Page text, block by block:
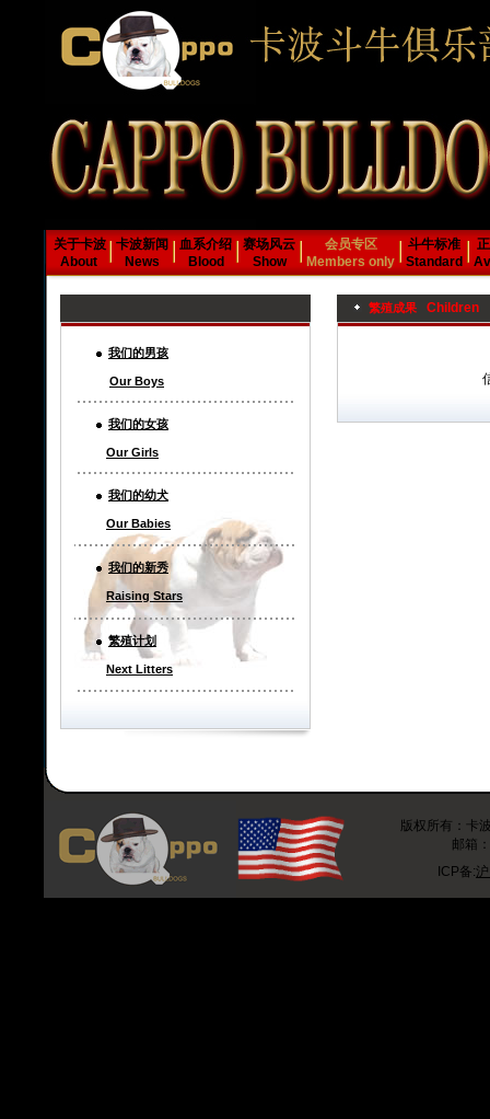
关于卡波
About
卡波新闻
News
血系介绍
Blood
赛场风云
Show
会员专区
Members only
斗牛标准
Standard
我们的男孩
Our Boys
我们的女孩
Our Girls
我们的幼犬
Our Babies
我们的新秀
Raising Stars
繁殖计划
Next Litters
繁殖成果 Children
版权所有：卡
邮箱
ICP备: